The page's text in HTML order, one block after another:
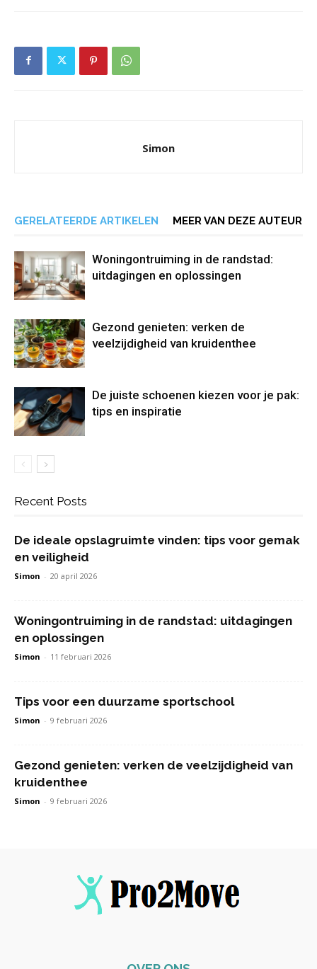
Simon
GERELATEERDE ARTIKELEN MEER VAN DEZE AUTEUR
Woningontruiming in de randstad:
uitdagingen en oplossingen
Gezond genieten: verken de
veelzijdigheid van kruidenthee
De juiste schoenen kiezen voor je pak:
tips en inspiratie
Recent Posts
De ideale opslagruimte vinden: tips voor gemak
en veiligheid
Simon - 20 april 2026
Woningontruiming in de randstad: uitdagingen
en oplossingen
Simon - 11 februari 2026
Tips voor een duurzame sportschool
Simon - 9 februari 2026
Gezond genieten: verken de veelzijdigheid van
kruidenthee
Simon - 9 februari 2026